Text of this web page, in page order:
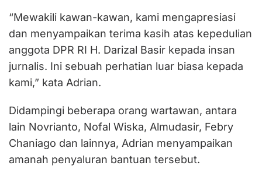
“Mewakili kawan-kawan, kami mengapresiasi
dan menyampaikan terima kasih atas kepedulian
anggota DPR RI H. Darizal Basir kepada insan
jurnalis. Ini sebuah perhatian luar biasa kepada
kami,” kata Adrian.
Didampingi beberapa orang wartawan, antara
lain Novrianto, Nofal Wiska, Almudasir, Febry
Chaniago dan lainnya, Adrian menyampaikan
amanah penyaluran bantuan tersebut.